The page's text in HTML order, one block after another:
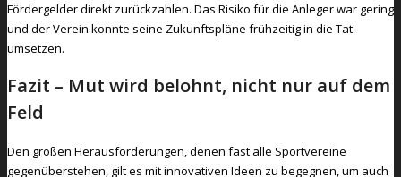
Fördergelder direkt zurückzahlen. Das Risiko für die Anleger war gering
und der Verein konnte seine Zukunftspläne frühzeitig in die Tat
umsetzen.
Fazit – Mut wird belohnt, nicht nur auf dem
Feld
Den großen Herausforderungen, denen fast alle Sportvereine
gegenüberstehen, gilt es mit innovativen Ideen zu begegnen, um auch